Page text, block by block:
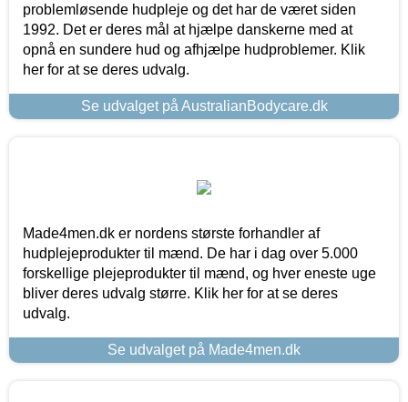
problemløsende hudpleje og det har de været siden
1992. Det er deres mål at hjælpe danskerne med at
opnå en sundere hud og afhjælpe hudproblemer. Klik
her for at se deres udvalg.
Se udvalget på AustralianBodycare.dk
Made4men.dk er nordens største forhandler af
hudplejeprodukter til mænd. De har i dag over 5.000
forskellige plejeprodukter til mænd, og hver eneste uge
bliver deres udvalg større. Klik her for at se deres
udvalg.
Se udvalget på Made4men.dk